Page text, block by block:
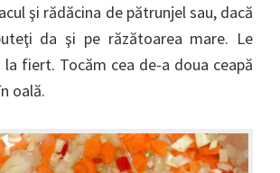
şi rădăcina de pătrunjel sau, dacă
da şi pe răzătoarea mare. Le
la fiert. Tocăm cea de-a doua ceapă
oală.